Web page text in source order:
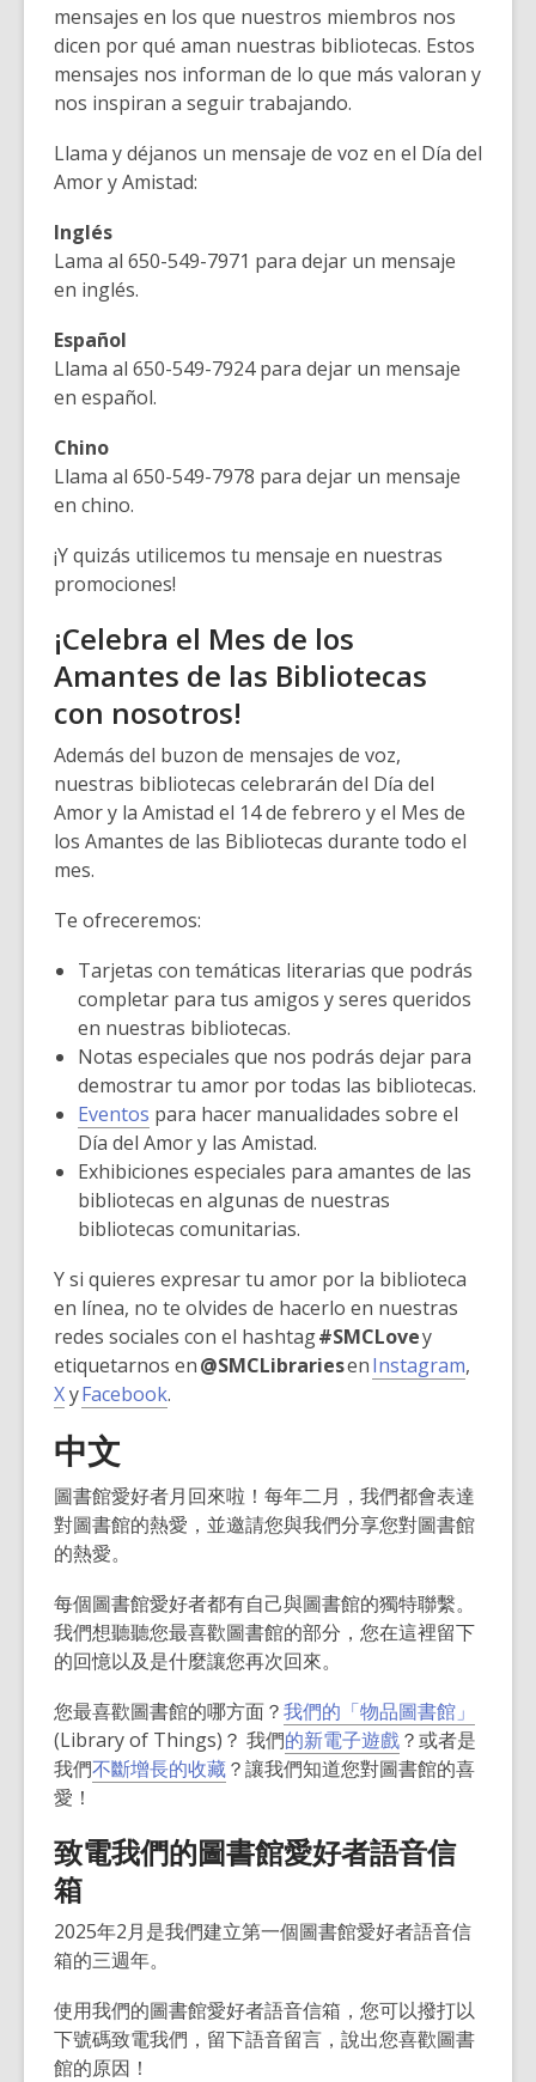
mensajes en los que nuestros miembros nos
dicen por qué aman nuestras bibliotecas. Estos
mensajes nos informan de lo que más valoran y
nos inspiran a seguir trabajando.
Llama y déjanos un mensaje de voz en el Día del
Amor y Amistad:
Inglés
Lama al 650-549-7971 para dejar un mensaje
en inglés.
Español
Llama al 650-549-7924 para dejar un mensaje
en español.
Chino
Llama al 650-549-7978 para dejar un mensaje
en chino.
¡Y quizás utilicemos tu mensaje en nuestras
promociones!
¡Celebra el Mes de los
Amantes de las Bibliotecas
con nosotros!
Además del buzon de mensajes de voz,
nuestras bibliotecas celebrarán del Día del
Amor y la Amistad el 14 de febrero y el Mes de
los Amantes de las Bibliotecas durante todo el
mes.
Te ofreceremos:
Tarjetas con temáticas literarias que podrás
completar para tus amigos y seres queridos
en nuestras bibliotecas.
Notas especiales que nos podrás dejar para
demostrar tu amor por todas las bibliotecas.
Eventos para hacer manualidades sobre el
Día del Amor y las Amistad.
Exhibiciones especiales para amantes de las
bibliotecas en algunas de nuestras
bibliotecas comunitarias.
Y si quieres expresar tu amor por la biblioteca
en línea, no te olvides de hacerlo en nuestras
redes sociales con el hashtag#SMCLovey
etiquetarnos en@SMCLibrariesenInstagram,
s
a
w
d
o
,
X,
p
n
s
a
n
e
w
i
n
d
o
yFacebook,
n
s
n
e
w
i
n
d
.
中文
圖書館愛好者月回來啦！每年二月，我們都會表達
對圖書館的熱愛，並邀請您與我們分享您對圖書館
的熱愛。
每個圖書館愛好者都有自己與圖書館的獨特聯繫。
我們想聽聽您最喜歡圖書館的部分，您在這裡留下
的回憶以及是什麼讓您再次回來。
您最喜歡圖書館的哪方面？我們的「物品圖書館」
(Library of Things)？ 我們的新電子遊戲？或者是
我們不斷增長的收藏？讓我們知道您對圖書館的喜
愛 ！
致電我們的圖書館愛好者語音信
箱
2025年2月是我們建立第一個圖書館愛好者語音信
箱的三週年。
使用我們的圖書館愛好者語音信箱，您可以撥打以
下號碼致電我們，留下語音留言，說出您喜歡圖書
館的原因！